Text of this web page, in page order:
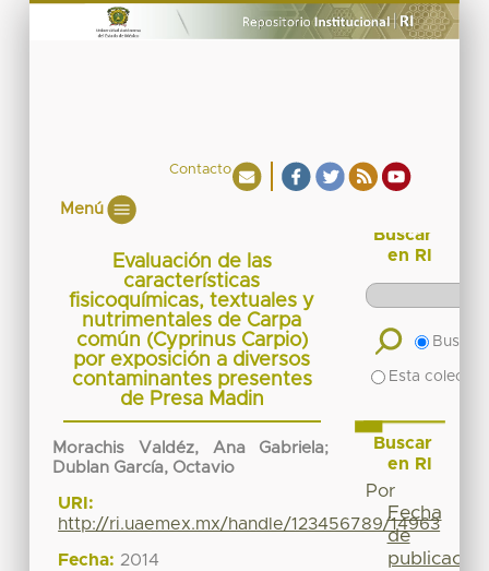
Contacto
Menú
Evaluación de las
características
fisicoquímicas, textuales y
nutrimentales de Carpa
común (Cyprinus Carpio)
por exposición a diversos
contaminantes presentes
de Presa Madin
Morachis Valdéz, Ana Gabriela;
Dublan García, Octavio
URI:
http://ri.uaemex.mx/handle/123456789/14963
Fecha: 2014
Buscar
en RI
Buscar
Esta
Buscar
en RI
Por
Fecha
de
publicación